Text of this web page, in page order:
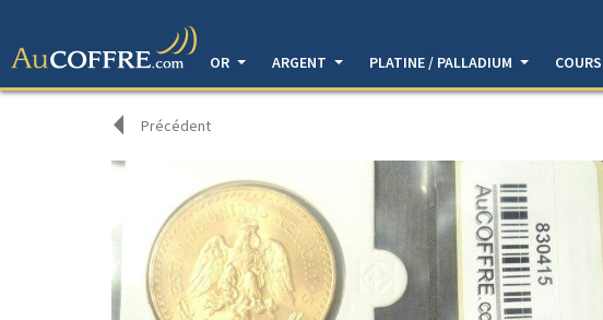
OR
ARGENT PLATINE / PALLADIUM COURS
Précédent